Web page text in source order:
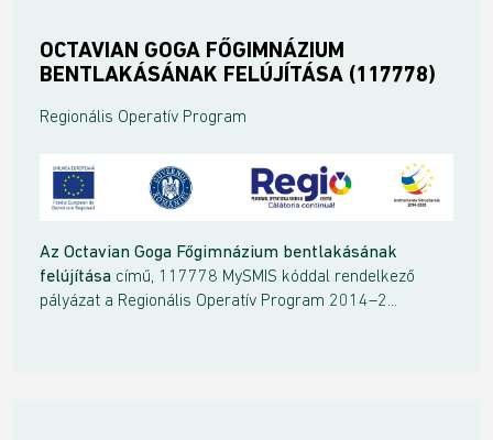
OCTAVIAN GOGA FŐGIMNÁZIUM
BENTLAKÁSÁNAK FELÚJÍTÁSA (117778)
Regionális Operatív Program
Az Octavian Goga Főgimnázium bentlakásának
felújítása című, 117778 MySMIS kóddal rendelkező
pályázat a Regionális Operatív Program 2014–2...